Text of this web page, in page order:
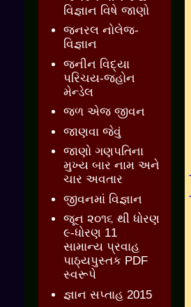
વિજ્ઞાન વિષે જાણો
જનરલ નોલેજ-
વિજ્ઞાન
જનીન વિદ્યા
પરિચય-જ્હોન
મેન્ડેલ
જળ એજ જીવન
જાણવા જેવું
જાણો ગણપતિના
મુખ્ય બાર નામ અને
ચાર અવતાર
જીવનમાં વિજ્ઞાન
જૂન ૨૦૧૬ થી ધોરણ
૯-ધોરણ 11
સામાન્ય પ્રવાહ
પાઠ્યપુસ્તક PDF
સ્વરૂપે
જ્ઞાન સપ્તાહ 2015